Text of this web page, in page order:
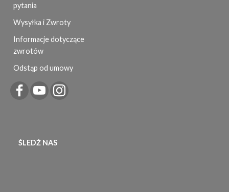
pytania
Wysyłka i Zwroty
Informacje dotyczące
zwrotów
Odstąp od umowy
ŚLEDŹ NAS